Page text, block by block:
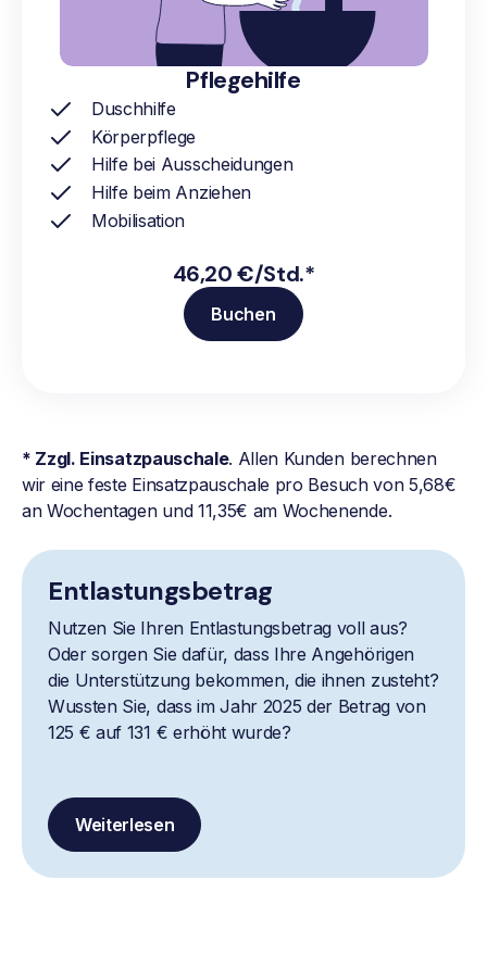
Pflegehilfe
Duschhilfe
Körperpflege
Hilfe bei Ausscheidungen
Hilfe beim Anziehen
Mobilisation
46,20 €/Std.*
Buchen
* Zzgl. Einsatzpauschale. Allen Kunden berechnen
wir eine feste Einsatzpauschale pro Besuch von 5,68€
an Wochentagen und 11,35€ am Wochenende.
Entlastungsbetrag
Nutzen Sie Ihren Entlastungsbetrag voll aus?
Oder sorgen Sie dafür, dass Ihre Angehörigen
die Unterstützung bekommen, die ihnen zusteht?
Wussten Sie, dass im Jahr 2025 der Betrag von
125 € auf 131 € erhöht wurde?
Weiterlesen